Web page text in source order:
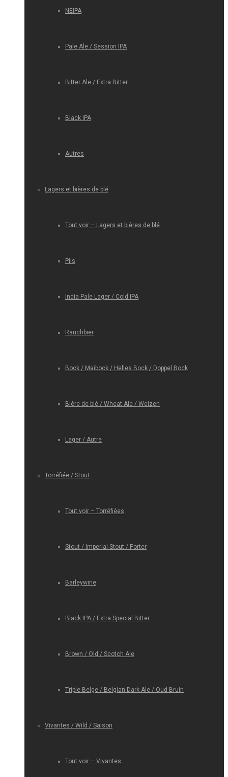
NEIPA
Pale Ale / Session IPA
Bitter Ale / Extra Bitter
Black IPA
Autres
Lagers et bières de blé
Tout voir – Lagers et bières de blé
Pils
India Pale Lager / Cold IPA
Rauchbier
Bock / Maibock / Helles Bock / Doppel Bock
Bière de blé / Wheat Ale / Weizen
Lager / Autre
Torréfiée / Stout
Tout voir – Torréfiées
Stout / Imperial Stout / Porter
Barleywine
Black IPA / Extra Special Bitter
Brown / Old / Scotch Ale
Triple Belge / Belgian Dark Ale / Oud Bruin
Vivantes / Wild / Saison
Tout voir – Vivantes